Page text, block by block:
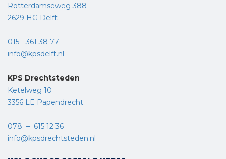
Rotterdamseweg 388
2629 HG Delft
015 - 361 38 77
info@kpsdelft.nl
KPS Drechtsteden
Ketelweg 10
3356 LE Papendrecht
078 – 615 12 36
info@kpsdrechtsteden.nl